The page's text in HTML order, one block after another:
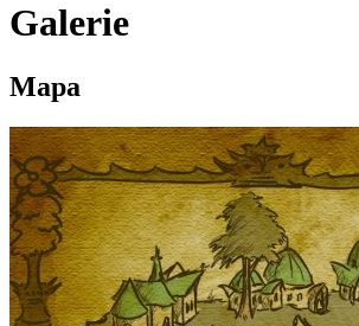
Galerie
Mapa